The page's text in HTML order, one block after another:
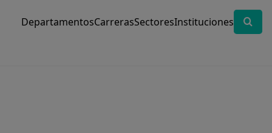
DepartamentosCarrerasSectoresInstituciones